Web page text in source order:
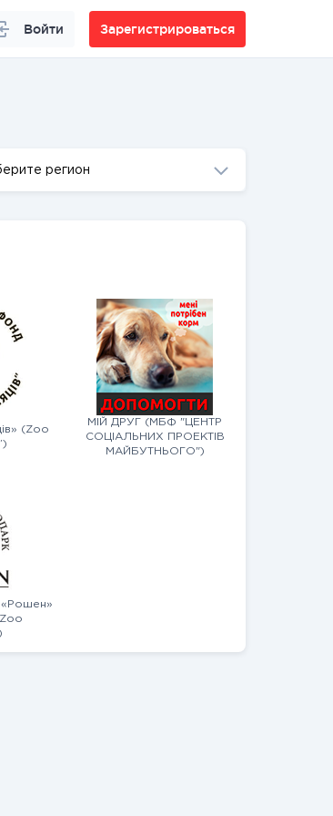
Войти Зарегистрироваться
регион
(Zoo
МІЙ ДРУГ (МБФ "ЦЕНТР
СОЦІАЛЬНИХ ПРОЕКТІВ
МАЙБУТНЬОГО")
«Рошен»